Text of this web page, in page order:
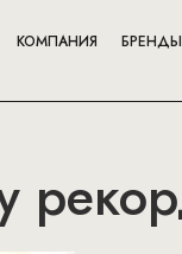
КОМПАНИЯ БРЕНДЫ